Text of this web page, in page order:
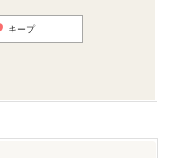
キープ